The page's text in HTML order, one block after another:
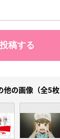
他の画像（全5枚